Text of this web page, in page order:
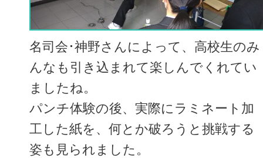
名司会･神野さんによって、高校生のみ
んなも引き込まれて楽しんでくれてい
ましたね。
パンチ体験の後、実際にラミネート加
工した紙を、何とか破ろうと挑戦する
姿も見られました。